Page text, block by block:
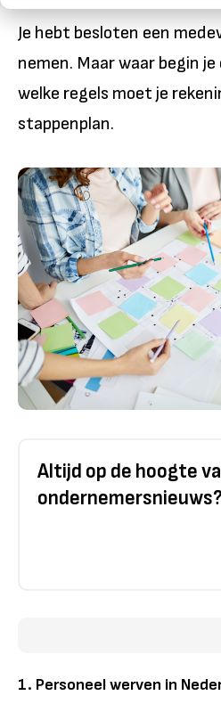
Je hebt besloten een
nemen. Maar waar begin
welke regels moet je
stappenplan.
Altijd op de hoogte
ondernemersnieuws?
1. Personeel werven in